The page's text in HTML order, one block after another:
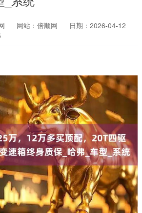
网站：倍顺网
日期：2026-04-12